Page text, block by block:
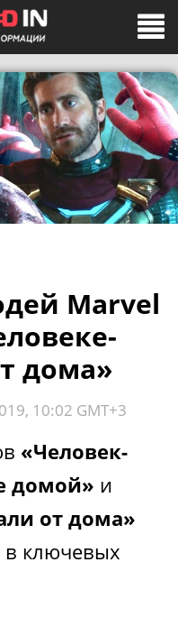
Marvel
дома»
10:02 GMT+3
«Человек-
домой» и
от дома»
в ключевых